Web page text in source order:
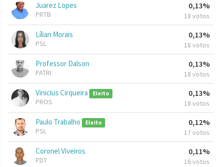
Juarez Lopes
PRTB
0,13%
18 votos
Lílian Morais
PSL
0,13%
18 votos
Professor Dalson
PATRI
0,13%
18 votos
Vinicius Cirqueira Eleito
PROS
0,13%
18 votos
Paulo Trabalho Eleito
PSL
0,12%
17 votos
Coronel Viveiros
PDT
0,11%
16 votos